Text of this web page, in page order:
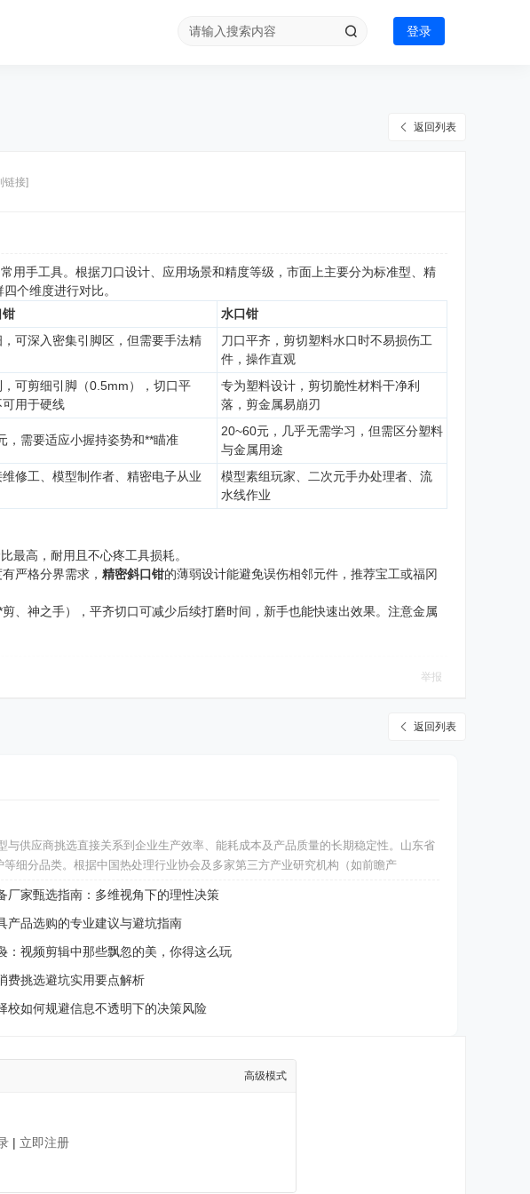
登录
返回列表
链接]
用手工具。根据刀口设计、应用场景和精度等级，市面上主要分为标准型、精
个维度进行对比。
钳 水口钳
，可深入密集引脚区，但需要手法精
刀口平齐，剪切塑料水口时不易损伤工
件，操作直观
，可剪细引脚（0.5mm），切口平
用于硬线
专为塑料设计，剪切脆性材料干净利
落，剪金属易崩刃
，需要适应小握持姿势和**瞄准
20~60元，几乎无需学习，但需区分塑料
与金属用途
维修工、模型制作者、精密电子从业
模型素组玩家、二次元手办处理者、流
水线作业
最高，耐用且不心疼工具损耗。
严格分界需求， 精密斜口钳的薄弱设计能避免误伤相邻元件，推荐宝工或福冈
、神之手），平齐切口可减少后续打磨时间，新手也能快速出效果。注意金属
举报
返回列表
供应商挑选直接关系到企业生产效率、能耗成本及产品质量的长期稳定性。山东省
细分品类。根据中国热处理行业协会及多家第三方产业研究机构（如前瞻产
厂家甄选指南：多维视角下的理性决策
产品选购的专业建议与避坑指南
：视频剪辑中那些飘忽的美，你得这么玩
费挑选避坑实用要点解析
校如何规避信息不透明下的决策风险
高级模式
| 立即注册